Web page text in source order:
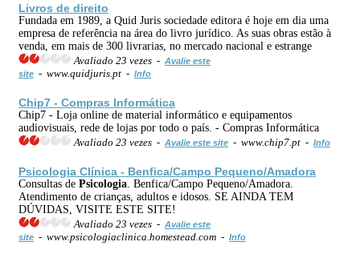
Livros de direito
Fundada em 1989, a Quid Juris sociedade editora é hoje em dia uma
empresa de referência na área do livro jurídico. As suas obras estão à
venda, em mais de 300 livrarias, no mercado nacional e estrange
Avaliado 23 vezes - Avalie este
site - www.quidjuris.pt - Info
Chip7 - Compras Informática
Chip7 - Loja online de material informático e equipamentos
audiovisuais, rede de lojas por todo o país. - Compras Informática
Avaliado 23 vezes - Avalie este site - www.chip7.pt - Info
Psicologia Clínica - Benfica/Campo Pequeno/Amadora
Consultas de Psicologia . Benfica/Campo Pequeno/Amadora.
Atendimento de crianças, adultos e idosos. SE AINDA TEM
DÚVIDAS, VISITE ESTE SITE!
Avaliado 23 vezes - Avalie este
site - www.psicologiaclinica.homestead.com - Info